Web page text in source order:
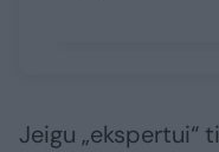
Jeigu „ekspertui“